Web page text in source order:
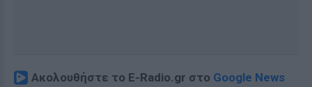
Ακολουθήστε το E-Radio.gr στο Google News